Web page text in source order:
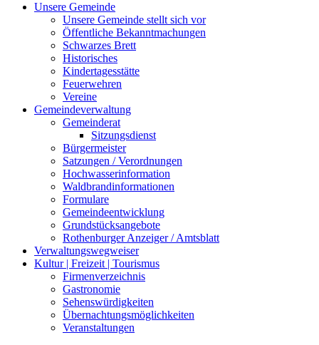
Unsere Gemeinde
Unsere Gemeinde stellt sich vor
Öffentliche Bekanntmachungen
Schwarzes Brett
Historisches
Kindertagesstätte
Feuerwehren
Vereine
Gemeindeverwaltung
Gemeinderat
Sitzungsdienst
Bürgermeister
Satzungen / Verordnungen
Hochwasserinformation
Waldbrandinformationen
Formulare
Gemeindeentwicklung
Grundstücksangebote
Rothenburger Anzeiger / Amtsblatt
Verwaltungswegweiser
Kultur | Freizeit | Tourismus
Firmenverzeichnis
Gastronomie
Sehenswürdigkeiten
Übernachtungsmöglichkeiten
Veranstaltungen